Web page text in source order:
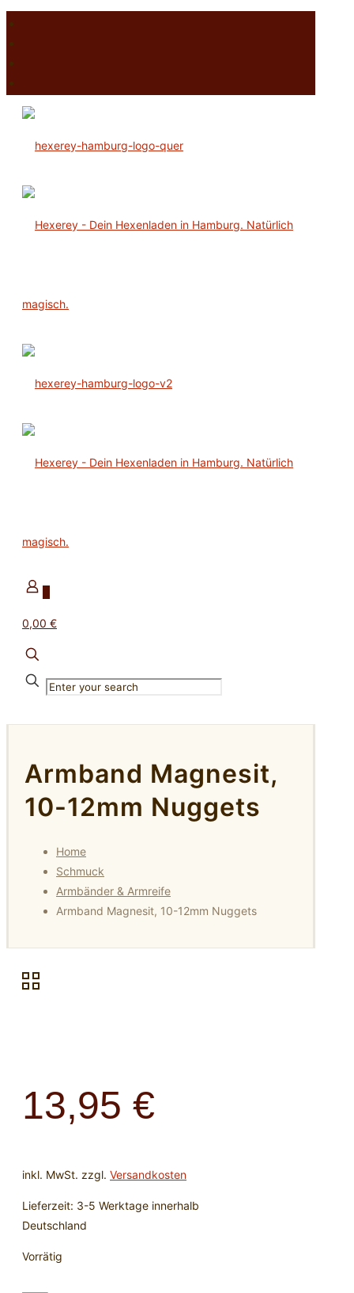
0,00 €
Armband Magnesit,
10-12mm Nuggets
Home
Schmuck
Armbänder & Armreife
Armband Magnesit, 10-12mm Nuggets
13,95 €
inkl. MwSt. zzgl. Versandkosten
Lieferzeit: 3-5 Werktage innerhalb
Deutschland
Vorrätig